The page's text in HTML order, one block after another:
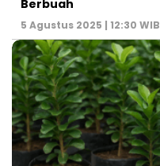
Berbuah
5 Agustus 2025 | 12:30 WIB